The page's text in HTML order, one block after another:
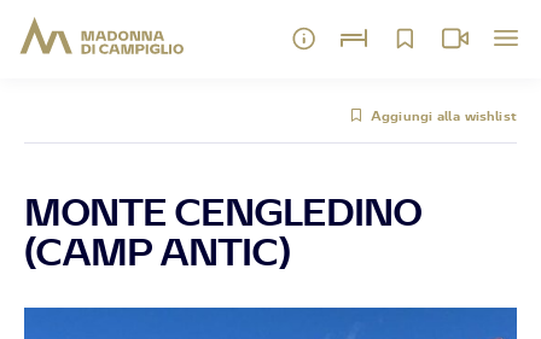
Aggiungi alla wishlist
MONTE CENGLEDINO
(CAMP ANTIC)